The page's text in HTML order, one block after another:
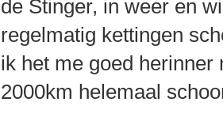
de Stinger, in weer en
regelmatig kettingen
ik het me goed
2000km helemaal